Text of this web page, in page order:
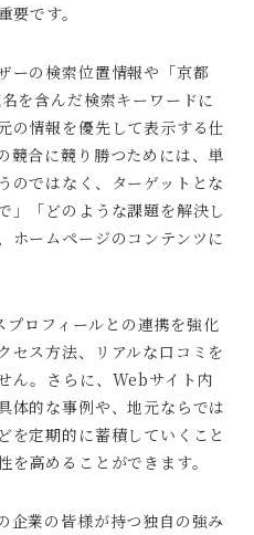
要です。
ーの検索位置情報や「京都
を含んだ検索キーワードに
の情報を優先して表示する仕
競合に競り勝つためには、単
のではなく、ターゲットとな
」「どのような課題を解決し
ホームページのコンテンツに
ロフィールとの連携を強化
セス方法、リアルな口コミを
ん。さらに、Webサイト内
体的な事例や、地元ならでは
を定期的に蓄積していくこと
高めることができます。
企業の皆様が持つ独自の強み